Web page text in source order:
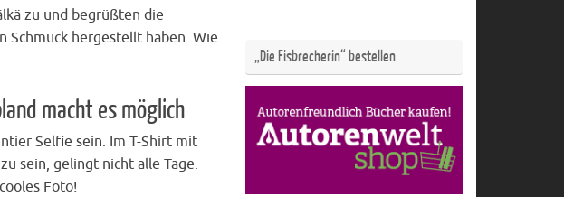
zu und begrüßten die
Schmuck hergestellt haben. Wie
macht es möglich
Selfie sein. Im T-Shirt mit
sein, gelingt nicht alle Tage.
Foto!
„Die Eisbrecherin“ bestellen